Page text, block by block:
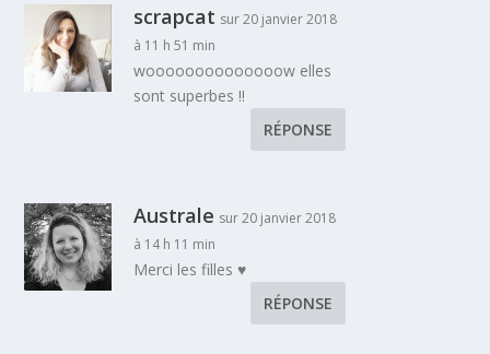
scrapcat sur 20 janvier 2018
à 11 h 51 min
woooooooooooooow elles
sont superbes !!
RÉPONSE
Australe sur 20 janvier 2018
à 14 h 11 min
Merci les filles ♥
RÉPONSE